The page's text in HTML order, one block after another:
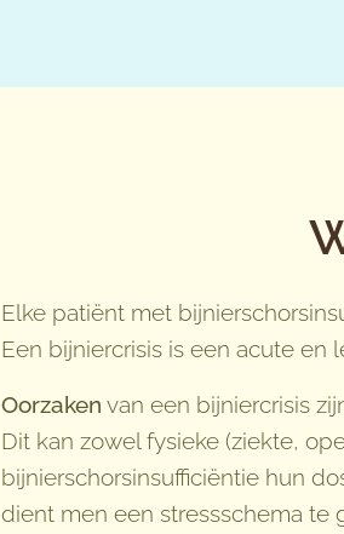
Elke patiënt met
Een bijniercrisis is een acute
Oorzaken van een bijniercrisis
Dit kan zowel fysieke (ziekte,
bijnierschorsinsufficiëntie hun
dient men een stressschema te